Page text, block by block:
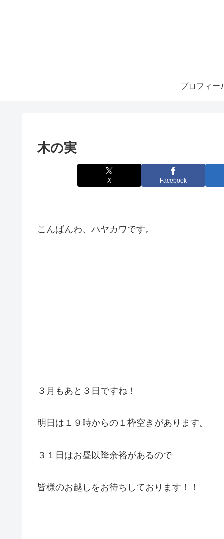
プロフィー
木の実
X Facebook
こんばんわ、ハヤカワです。
３月もあと３日ですね！
明日は１９時からの１枠空きがあります。
３１日はお昼以降余裕があるので
皆様のお越しをお待ちしております！！